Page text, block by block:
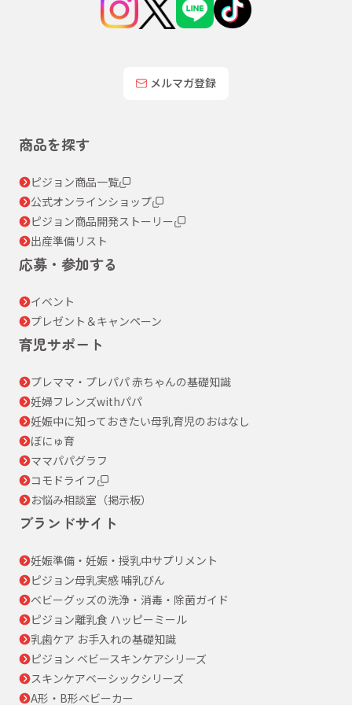
メルマガ登録
商品を探す
ピジョン商品一覧
公式オンラインショップ
ピジョン商品開発ストーリー
出産準備リスト
応募・参加する
イベント
プレゼント＆キャンペーン
育児サポート
プレママ・プレパパ 赤ちゃんの基礎知識
妊婦フレンズwithパパ
妊娠中に知っておきたい母乳育児のおはなし
ぼにゅ育
ママパパグラフ
コモドライフ
お悩み相談室（掲示板）
ブランドサイト
妊娠準備・妊娠・授乳中サプリメント
ピジョン母乳実感 哺乳びん
ベビーグッズの洗浄・消毒・除菌ガイド
ピジョン離乳食 ハッピーミール
乳歯ケア お手入れの基礎知識
ピジョン ベビースキンケアシリーズ
スキンケアベーシックシリーズ
A形・B形ベビーカー